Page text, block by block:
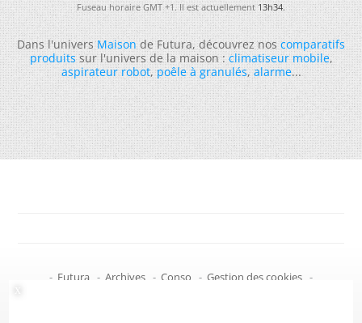
Fuseau horaire GMT +1. Il est actuellement13h34.
Dans l'universMaisonde Futura, découvrez noscomparatifs
produitssur l'univers de la maison :climatiseur mobile,
aspirateur robot,poêle à granulés,alarme...
- Futura - Archives - Conso - Gestion des cookies -